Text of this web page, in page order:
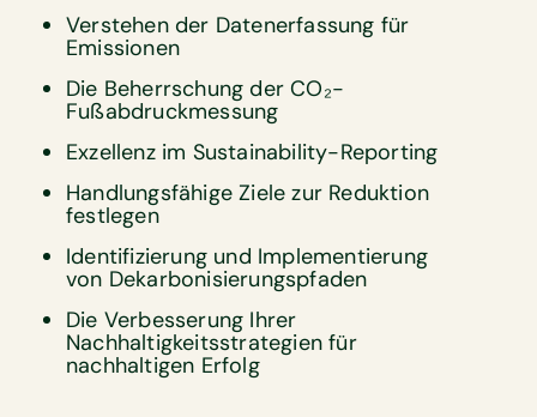
Verstehen der Datenerfassung für
Emissionen
Die Beherrschung der CO₂-
Fußabdruckmessung
Exzellenz im Sustainability-Reporting
Handlungsfähige Ziele zur Reduktion
festlegen
Identifizierung und Implementierung
von Dekarbonisierungspfaden
Die Verbesserung Ihrer
Nachhaltigkeitsstrategien für
nachhaltigen Erfolg